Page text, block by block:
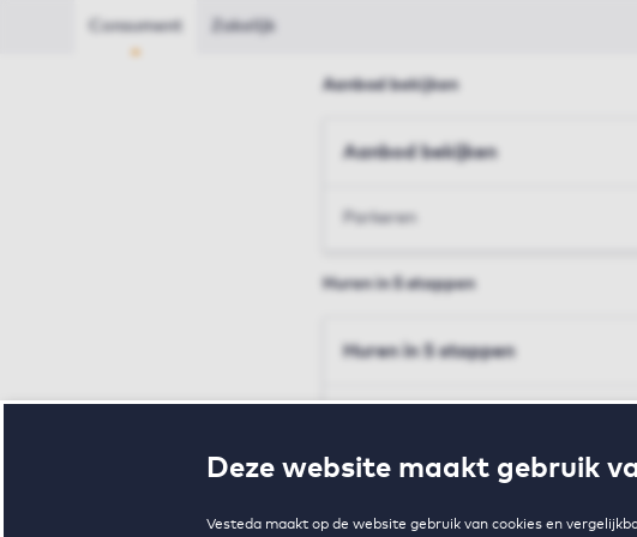
Deze website maakt gebruik
Vesteda maakt op de website gebruik van cookies en
Consument Zakelijk
Aanbod bekijken
Aanbod bekijken
Parkeren
Huren in 5 stappen
Huren in 5 stappen
Voorwaarden en toewijzing